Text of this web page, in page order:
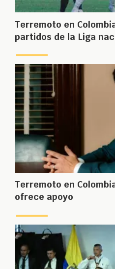
Terremoto en
partidos de la Liga
Terremoto en
ofrece apoyo